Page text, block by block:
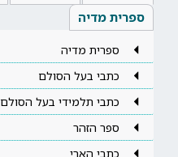
ספרית מדיה
ספרית מדיה
כתבי בעל הסולם
כתבי תלמידי בעל הסולם
ספר הזהר
כתבי הארי